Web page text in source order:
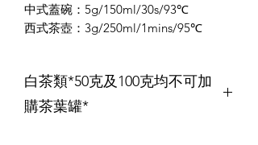
中式蓋碗：5g/150ml/30s/93℃
西式茶壺：3g/250ml/1mins/95℃
白茶類*50克及100克均不可加
購茶葉罐*